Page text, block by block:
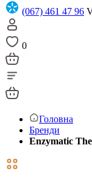
(067) 461 47 96
0
Головна
Бренди
Enzymatic